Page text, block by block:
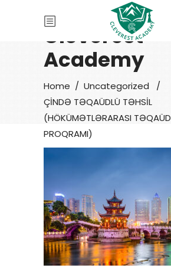
Cleverest
Academy
Home / Uncategorized
/
ÇİNDƏ TƏQAÜDLÜ TƏHSİL
(HÖKÜMƏTLƏRARASI TƏQAÜD
PROQRAMI)